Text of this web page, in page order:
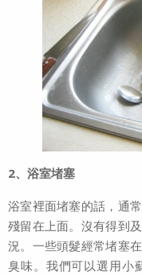
2、浴室堵塞
浴室裡面堵塞的話，通
殘留在上面。沒有得到
況。一些頭髮經常堵塞
臭味。我們可以選用小